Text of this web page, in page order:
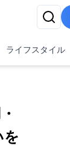
ライフスタイル
を